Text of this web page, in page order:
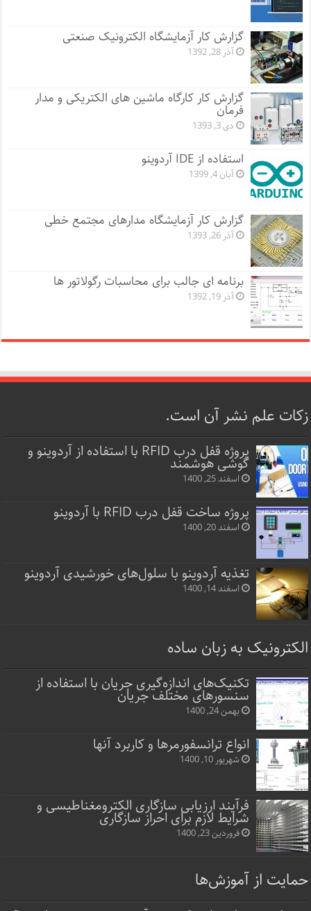
گزارش کار آزمایشگاه الکترونیک صنعتی
آذر 28, 1392
گزارش کار کارگاه ماشین های الکتریکی و مدار
فرمان
دی 3, 1393
استفاده از IDE آردوینو
آبان 4, 1399
گزارش کار آزمایشگاه مدارهای مجتمع خطی
آذر 26, 1393
برنامه ای جالب برای محاسبات رگولاتور ها
آذر 19, 1392
زکات علم نشر آن است.
پروژه قفل‌ درب RFID با استفاده از آردوینو و
گوشی هوشمند
اسفند 25, 1400
پروژه ساخت قفل‌ درب RFID با آردوینو
اسفند 20, 1400
تغذیه آردوینو با سلول‌های خورشیدی آردوینو
اسفند 14, 1400
الکترونیک به زبان ساده
تکنیک‌های اندازه‌گیری جریان با استفاده از
سنسورهای مختلف جریان
بهمن 24, 1400
انواع ترانسفورمرها و کاربرد آنها
شهریور 10, 1400
فرآیند ارزیابی سازگاری الکترومغناطیسی و
شرایط لازم برای احراز سازگاری
فروردین 23, 1400
حمایت از آموزش‌ها